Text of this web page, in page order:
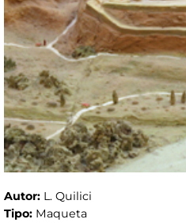
Autor: L. Quilici
Tipo: Maqueta